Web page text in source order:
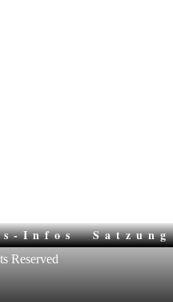
Infos Satzung
Reserved